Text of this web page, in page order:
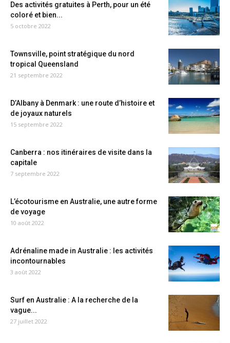
Des activités gratuites à Perth, pour un été
coloré et bien...
5 octobre 2022
Townsville, point stratégique du nord
tropical Queensland
21 septembre 2022
D’Albany à Denmark : une route d’histoire et
de joyaux naturels
15 septembre 2022
Canberra : nos itinéraires de visite dans la
capitale
7 septembre 2022
L’écotourisme en Australie, une autre forme
de voyage
10 août 2022
Adrénaline made in Australie : les activités
incontournables
3 août 2022
Surf en Australie : A la recherche de la
vague...
27 juillet 2022